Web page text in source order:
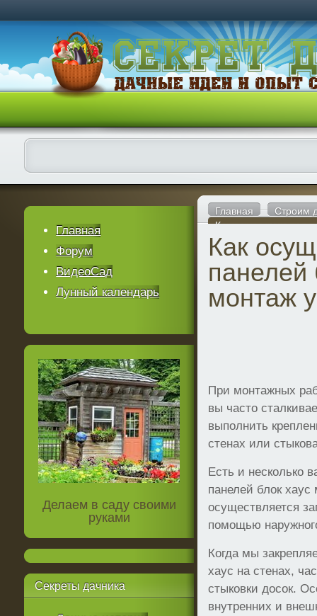
Главная
Строим
Как осуществить для
Как
панелей
монтаж
При монтажных
вы часто
выполнить
стенах или
Есть и несколько
панелей блок
осуществляется
помощью
Когда мы
хаус на стенах,
стыковки досок.
внутренних и
Главная
Форум
ВидеоСад
Лунный календарь
Делаем в саду своими
руками
Секреты дачника